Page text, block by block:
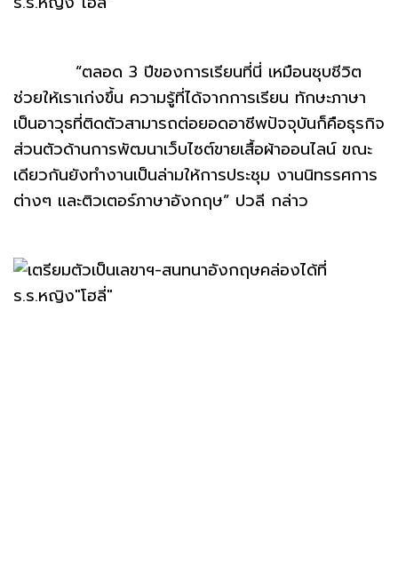
“ตลอด 3 ปีของการเรียนที่นี่ เหมือนชุบชีวิต
ช่วยให้เราเก่งขึ้น ความรู้ที่ได้จากการเรียน ทักษะภาษา
เป็นอาวุธที่ติดตัวสามารถต่อยอดอาชีพปัจจุบันก็คือธุรกิจ
ส่วนตัวด้านการพัฒนาเว็บไซต์ขายเสื้อผ้าออนไลน์ ขณะ
เดียวกันยังทำงานเป็นล่ามให้การประชุม งานนิทรรศการ
ต่างๆ และติวเตอร์ภาษาอังกฤษ” ปวลี กล่าว